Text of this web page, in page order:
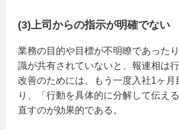
(3)上司からの指示が明確でない
業務の目的や目標が不明瞭であった
識が共有されていないと、報連相は行
改善のためには、もう一度入社1ヶ月
り、「行動を具体的に分解して伝え
直すのが効果的である。